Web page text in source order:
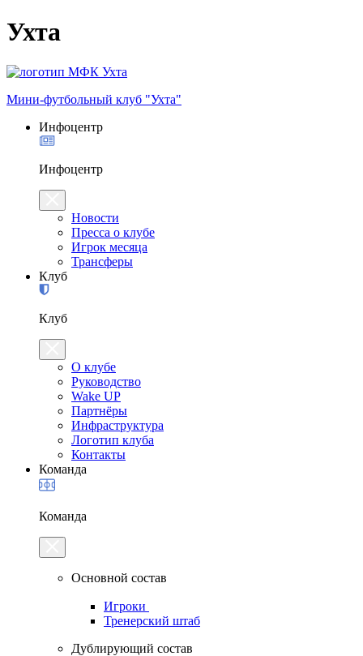
Ухта
Мини-футбольный клуб "Ухта"
Инфоцентр
Инфоцентр
Новости
Пресса о клубе
Игрок месяца
Трансферы
Клуб
Клуб
О клубе
Руководство
Wake UP
Партнёры
Инфраструктура
Логотип клуба
Контакты
Команда
Команда
Основной состав
Игроки
Тренерский штаб
Дублирующий состав